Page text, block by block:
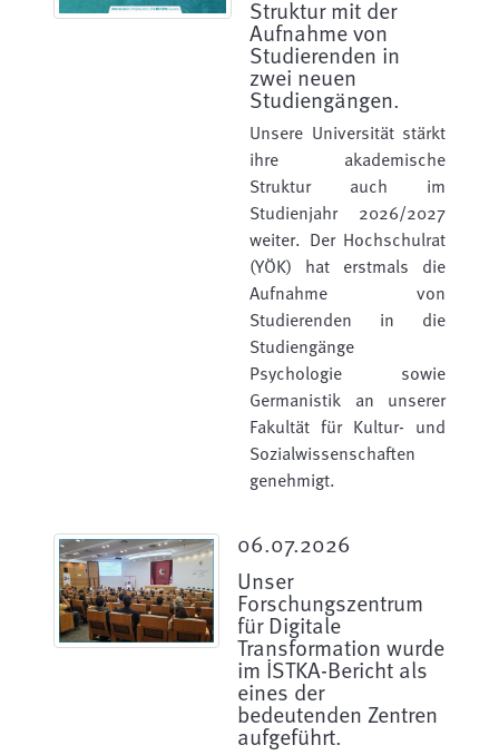
Struktur mit der
Aufnahme von
Studierenden in
zwei neuen
Studiengängen.
Unsere Universität stärkt
ihre akademische
Struktur auch im
Studienjahr 2026/2027
weiter. Der Hochschulrat
(YÖK) hat erstmals die
Aufnahme von
Studierenden in die
Studiengänge
Psychologie sowie
Germanistik an unserer
Fakultät für Kultur- und
Sozialwissenschaften
genehmigt.
06.07.2026
Unser
Forschungszentrum
für Digitale
Transformation wurde
im İSTKA-Bericht als
eines der
bedeutenden Zentren
aufgeführt.